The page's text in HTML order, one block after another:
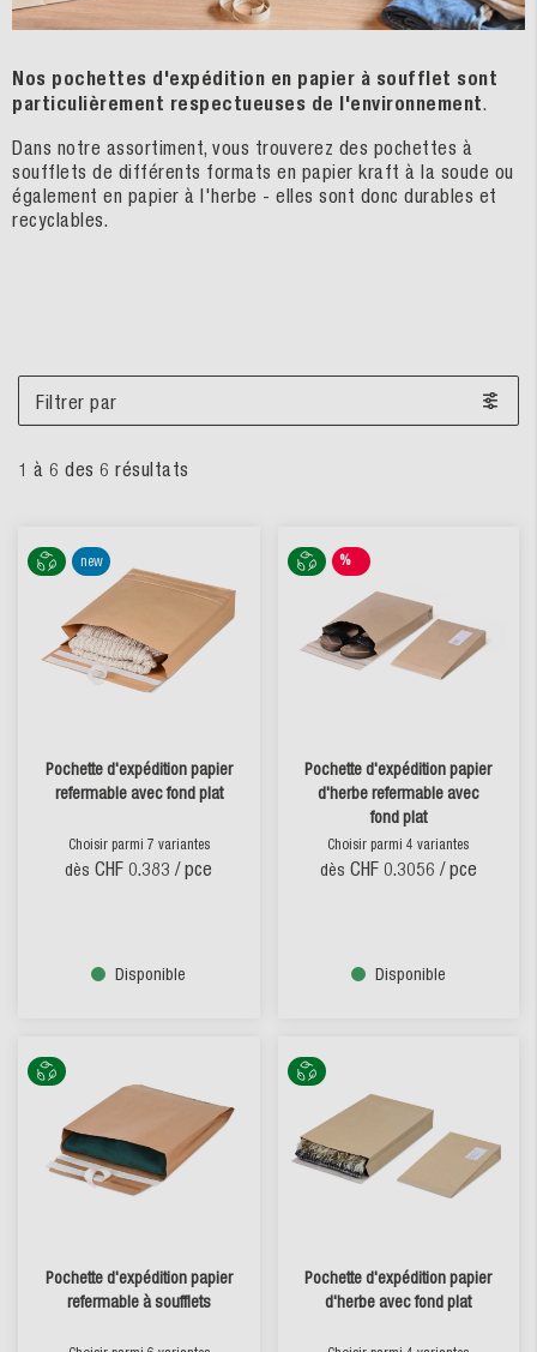
Nos pochettes d'expédition en papier à soufflet sont
particulièrement respectueuses de l'environnement.
Dans notre assortiment, vous trouverez des pochettes à
soufflets de différents formats en papier kraft à la soude ou
également en papier à l'herbe - elles sont donc durables et
recyclables.
1 à 6 des 6 résultats
new
Pochette d'expédition papier
refermable avec fond plat
Choisir parmi 7 variantes
dès CHF 0.383 / pce
Disponible
%
Pochette d'expédition papier
d'herbe refermable avec
fond plat
Choisir parmi 4 variantes
dès CHF 0.3056 / pce
Disponible
Pochette d'expédition papier
refermable à soufflets
Pochette d'expédition papier
d'herbe avec fond plat
Filtrer par